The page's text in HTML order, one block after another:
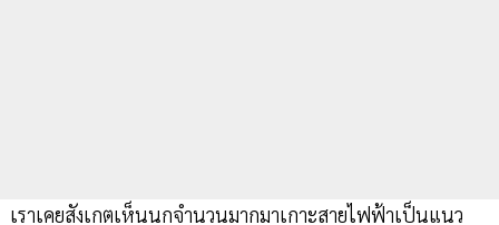
เราเคยสังเกตเห็นนกจำนวนมากมาเกาะสายไฟฟ้าเป็นแนว